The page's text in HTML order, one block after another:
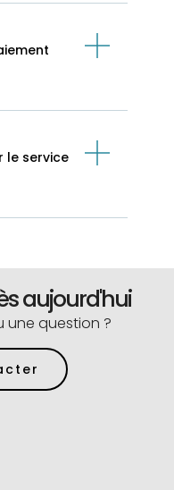
le service
aujourd'hui
une question ?